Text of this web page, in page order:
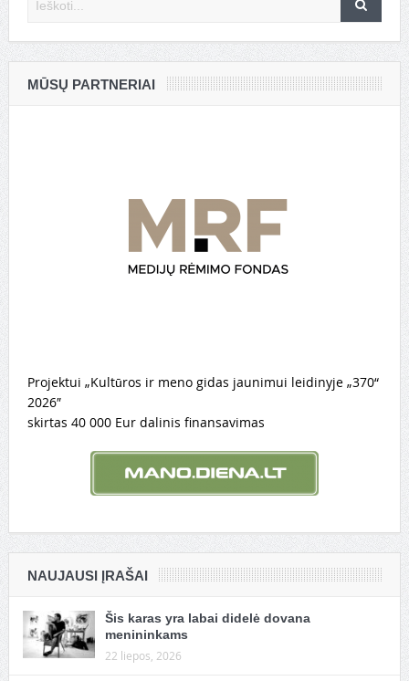
MŪSŲ PARTNERIAI
Projektui „Kultūros ir meno gidas jaunimui leidinyje „370“
2026″
skirtas 40 000 Eur dalinis finansavimas
NAUJAUSI ĮRAŠAI
Šis karas yra labai didelė dovana
menininkams
22 liepos, 2026